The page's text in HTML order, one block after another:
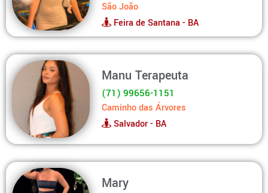
São João
Feira de Santana - BA
Manu Terapeuta
(71) 99656-1151
Caminho das Árvores
Salvador - BA
Mary